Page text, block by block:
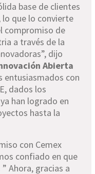
base de clientes
lo que lo convierte
compromiso de
a través de la
dijo
Abierta
entusiasmados con
dados los
han logrado en
hasta la
con Cemex
confiado en que
Ahora, gracias a